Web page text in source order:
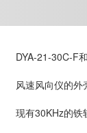
DYA-21-30C-F
风速风向仪的外
现有30KHz的铁